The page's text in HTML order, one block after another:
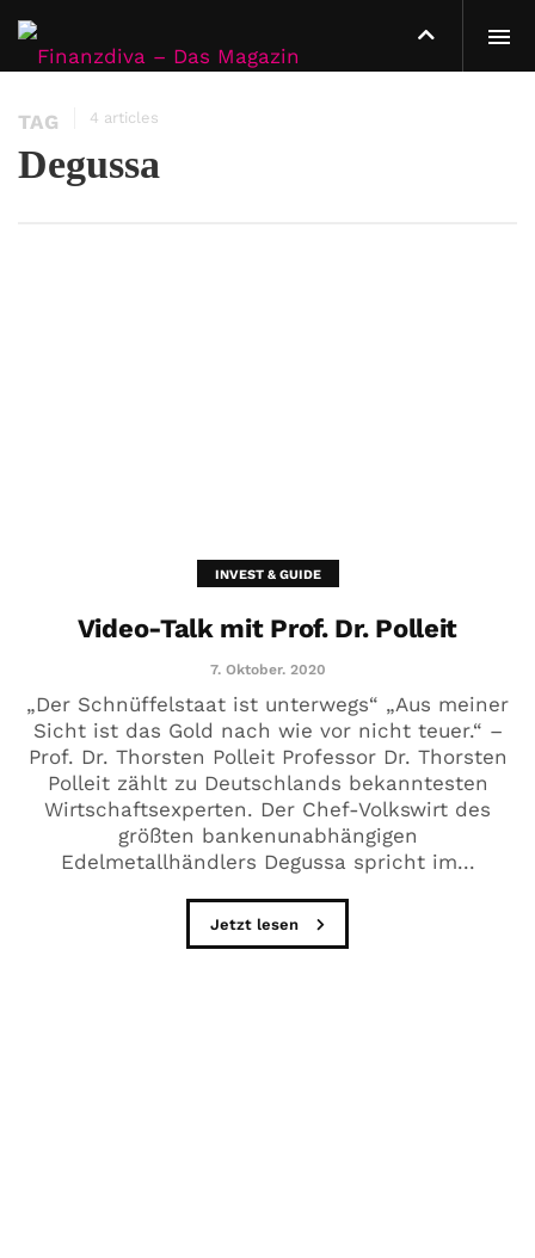
TAG 4 articles
Degussa
INVEST & GUIDE
Video-Talk mit Prof. Dr. Polleit
7. Oktober. 2020
„Der Schnüffelstaat ist unterwegs“ „Aus meiner
Sicht ist das Gold nach wie vor nicht teuer.“ –
Prof. Dr. Thorsten Polleit Professor Dr. Thorsten
Polleit zählt zu Deutschlands bekanntesten
Wirtschaftsexperten. Der Chef-Volkswirt des
größten bankenunabhängigen
Edelmetallhändlers Degussa spricht im...
Jetzt lesen